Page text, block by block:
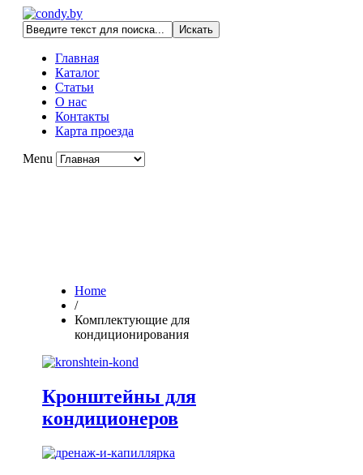
Главная
Каталог
Статьи
О нас
Контакты
Карта проезда
Menu
Home
/
Комплектующие для
кондиционирования
Кронштейны для
кондиционеров